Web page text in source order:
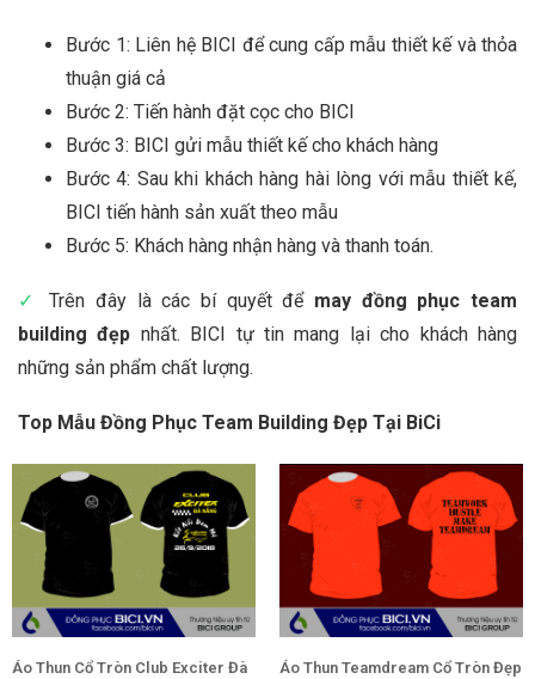
Bước 1: Liên hệ BICI để cung cấp mẫu thiết kế và thỏa
thuận giá cả
Bước 2: Tiến hành đặt cọc cho BICI
Bước 3: BICI gửi mẫu thiết kế cho khách hàng
Bước 4: Sau khi khách hàng hài lòng với mẫu thiết kế,
BICI tiến hành sản xuất theo mẫu
Bước 5: Khách hàng nhận hàng và thanh toán.
✓Trên đây là các bí quyết để may đồng phục team
building đẹp nhất. BICI tự tin mang lại cho khách hàng
những sản phẩm chất lượng.
Top Mẫu Đồng Phục Team Building Đẹp Tại BiCi
Áo Thun Cổ Tròn Club Exciter Đà
Áo Thun Teamdream Cổ Tròn Đẹp